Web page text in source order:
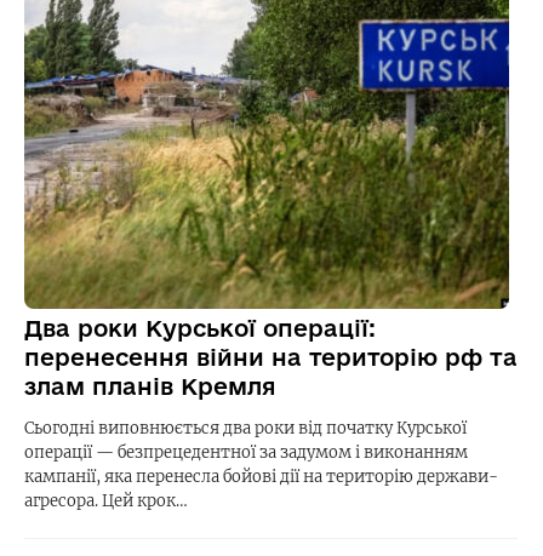
Два роки Курської операції:
перенесення війни на територію рф та
злам планів Кремля
Сьогодні виповнюється два роки від початку Курської
операції — безпрецедентної за задумом і виконанням
кампанії, яка перенесла бойові дії на територію держави-
агресора. Цей крок…